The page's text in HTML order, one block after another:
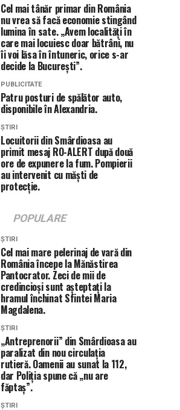
Cel mai tânăr primar din România
nu vrea să facă economie stingând
lumina în sate. „Avem localități în
care mai locuiesc doar bătrâni, nu
îi voi lăsa în întuneric, orice s-ar
decide la București”.
PUBLICITATE
Patru posturi de spălător auto,
disponibile în Alexandria.
ȘTIRI
Locuitorii din Smârdioasa au
primit mesaj RO-ALERT după două
ore de expunere la fum. Pompierii
au intervenit cu măști de
protecție.
POPULARE
ȘTIRI
Cel mai mare pelerinaj de vară din
România începe la Mănăstirea
Pantocrator. Zeci de mii de
credincioși sunt așteptați la
hramul închinat Sfintei Maria
Magdalena.
ȘTIRI
„Antreprenorii” din Smârdioasa au
paralizat din nou circulația
rutieră. Oamenii au sunat la 112,
dar Poliția spune că „nu are
făptaș”.
ȘTIRI